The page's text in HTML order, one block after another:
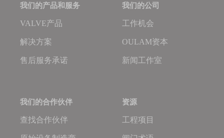
我们的产品和服务
VALVE产品
解决方案
售后服务承诺
我们的公司
工作机会
OULAM资本
新闻工作室
我们的合作伙伴
查找合作伙伴
资源
工程项目